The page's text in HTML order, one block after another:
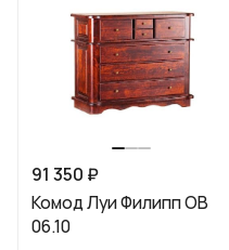
91 350 ₽
Комод Луи Филипп ОВ
06.10